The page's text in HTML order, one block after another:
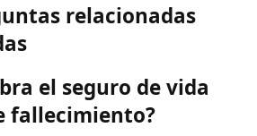
relacionadas
el seguro de vida
fallecimiento?